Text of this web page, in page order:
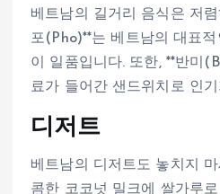
베트남의 길거리 음식은 저
포(Pho)**는 베트남의 대표
이 일품입니다. 또한, **반미
료가 들어간 샌드위치로 인
디저트
베트남의 디저트도 놓치지
콤한 코코넛 밀크에 쌀가루